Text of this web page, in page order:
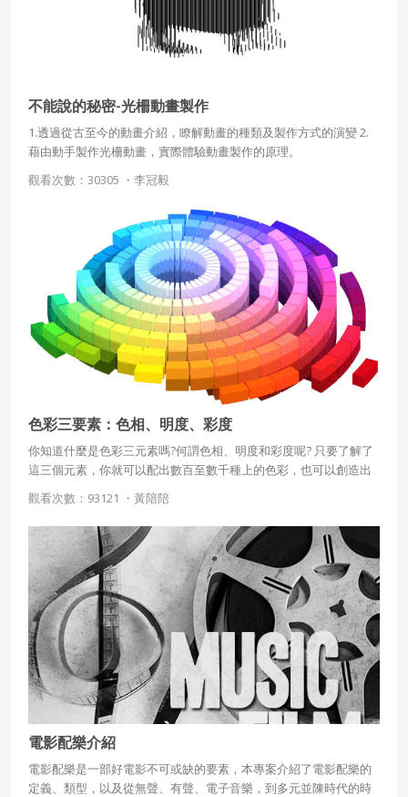
不能說的秘密-光柵動畫製作
1.透過從古至今的動畫介紹，瞭解動畫的種類及製作方式的演變 2.
藉由動手製作光柵動畫，實際體驗動畫製作的原理。
觀看次數：30305 ・ 李冠毅
色彩三要素：色相、明度、彩度
你知道什麼是色彩三元素嗎?何謂色相、明度和彩度呢? 只要了解了
這三個元素，你就可以配出數百至數千種上的色彩，也可以創造出
屬於自己獨特個性的色彩。
觀看次數：93121 ・ 黃陪陪
電影配樂介紹
電影配樂是一部好電影不可或缺的要素，本專案介紹了電影配樂的
定義、類型，以及從無聲、有聲、電子音樂，到多元並陳時代的時